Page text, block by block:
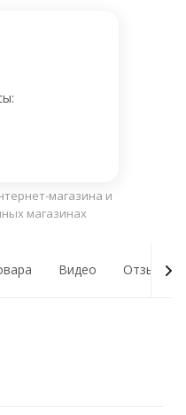
магазина и
магазинах
Видео Отзывы о